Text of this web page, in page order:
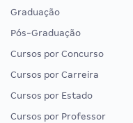
Graduação
Pós-Graduação
Cursos por Concurso
Cursos por Carreira
Cursos por Estado
Cursos por Professor